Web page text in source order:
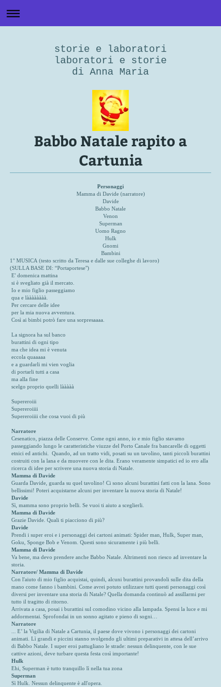
storie e laboratori
laboratori e storie
di Anna Maria
Babbo Natale rapito a
Cartunia
Personaggi
Mamma di Davide (narratore)
Davide
Babbo Natale
Venon
Superman
Uomo Ragno
Hulk
Gnomi
Bambini
1° MUSICA (testo scritto da Teresa e dalle sue colleghe di lavoro)
(SULLA BASE DI: “Portaportese")
E' domenica mattina
si è svegliato già il mercato.
Io e mio figlio passeggiamo
qua e làààààààà.
Per cercare delle idee
per la mia nuova avventura.
Così ai bimbi potrò fare una sorpresaaaa.
La signora ha sul banco
burattini di ogni tipo
ma che idea mi è venuta
eccola quaaaaa
e a guardarli mi vien voglia
di portarli tutti a casa
ma alla fine
scelgo proprio quelli lààààà
Supereroiii
Supereroiiii
Supereroiiii che cosa vuoi di più
Narratore
Cesenatico, piazza delle Conserve. Come ogni anno, io e mio figlio stavamo
passeggiando lungo le caratteristiche viuzze del Porto Canale fra bancarelle di oggetti
etnici ed antichi. Quando, ad un tratto vidi, posati su un tavolino, tanti piccoli burattini
costruiti con la lana e da muovere con le dita. Erano veramente simpatici ed io ero alla
ricerca di idee per scrivere una nuova storia di Natale.
Mamma di Davide
Guarda Davide, guarda su quel tavolino! Ci sono alcuni burattini fatti con la lana. Sono
bellissimi! Poteri acquistarne alcuni per inventare la nuova storia di Natale!
Davide
Sì, mamma sono proprio belli. Se vuoi ti aiuto a sceglierli.
Mamma di Davide
Grazie Davide. Quali ti piacciono di più?
Davide
Prendi i super eroi e i personaggi dei cartoni animati: Spider man, Hulk, Super man,
Goku, Sponge Bob e Venom. Questi sono sicuramente i più belli.
Mamma di Davide
Va bene, ma devo prendere anche Babbo Natale. Altrimenti non riesco ad inventare la
storia.
Narratore/ Mamma di Davide
Con l'aiuto di mio figlio acquistai, quindi, alcuni burattini provandoli sulle dita della
mano come fanno i bambini. Come avrei potuto utilizzare tutti questi personaggi così
diversi per inventare una storia di Natale? Quella domanda continuò ad assillarmi per
tutto il tragitto di ritorno.
Arrivata a casa, posai i burattini sul comodino vicino alla lampada. Spensi la luce e mi
addormentai. Sprofondai in un sonno agitato e pieno di sogni…
Narratore
... E’ la Vigilia di Natale a Cartunia, il paese dove vivono i personaggi dei cartoni
animati. Lì grandi e piccini stanno svolgendo gli ultimi preparativi in attesa dell’arrivo
di Babbo Natale. I super eroi pattugliano le strade: nessun delinquente, con le sue
cattive azioni, deve turbare questa festa così importante!
Hulk
Ehi, Superman è tutto tranquillo lì nella tua zona
Superman
Sì Hulk. Nessun delinquente è all'opera.